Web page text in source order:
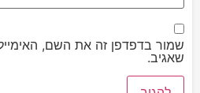
שמור בדפדפן זה את השם,
שאגיב.